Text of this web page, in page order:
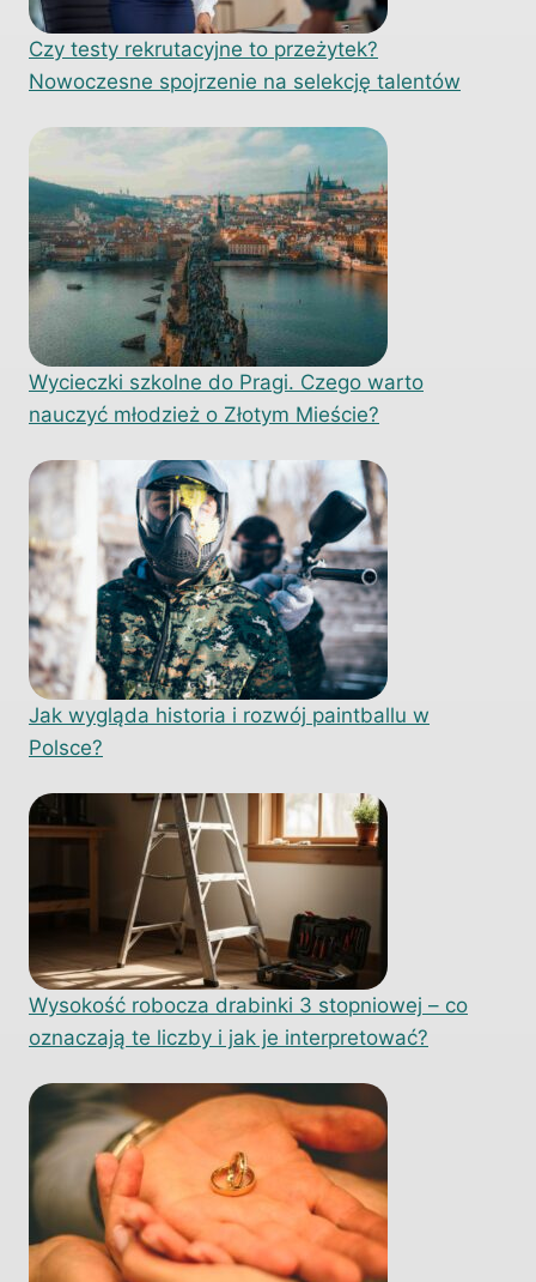
Czy testy rekrutacyjne to przeżytek?
Nowoczesne spojrzenie na selekcję talentów
Wycieczki szkolne do Pragi. Czego warto
nauczyć młodzież o Złotym Mieście?
Jak wygląda historia i rozwój paintballu w
Polsce?
Wysokość robocza drabinki 3 stopniowej – co
oznaczają te liczby i jak je interpretować?